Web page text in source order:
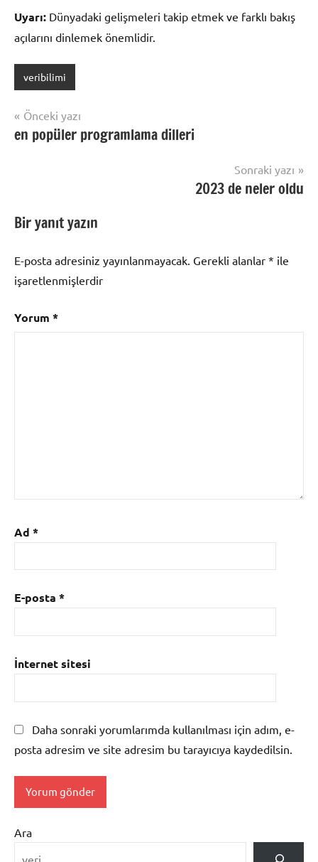
Uyarı: Dünyadaki gelişmeleri takip etmek ve farklı bakış
açılarını dinlemek önemlidir.
veribilimi
Yazı
gezinmesi
Önceki yazı
en popüler programlama dilleri
Sonraki yazı
2023 de neler oldu
Bir yanıt yazın
E-posta adresiniz yayınlanmayacak. Gerekli alanlar * ile
işaretlenmişlerdir
Yorum *
Ad *
E-posta *
İnternet sitesi
Daha sonraki yorumlarımda kullanılması için adım, e-
posta adresim ve site adresim bu tarayıcıya kaydedilsin.
Ara